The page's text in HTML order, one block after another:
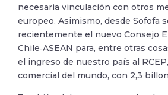
necesaria vinculación con otros
europeo. Asimismo, desde Sofofa
recientemente el nuevo Consejo
Chile‑ASEAN para, entre otras
el ingreso de nuestro país al
comercial del mundo, con 2,3